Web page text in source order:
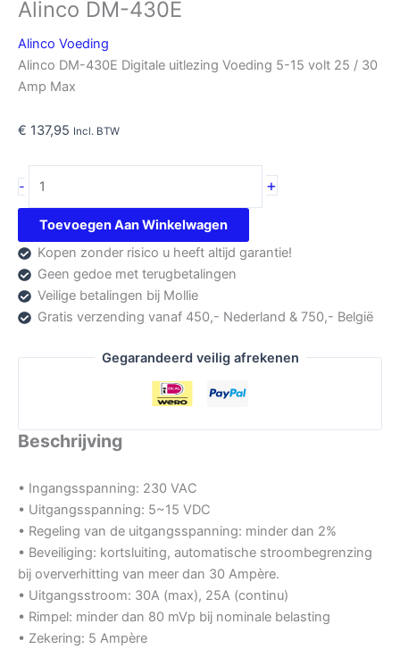
Alinco DM-430E
Alinco Voeding
Alinco DM-430E Digitale uitlezing Voeding 5-15 volt 25 / 30
Amp Max
€ 137,95 Incl. BTW
-
DM-
430E
aantal
+
Toevoegen Aan Winkelwagen
Kopen zonder risico u heeft altijd garantie!
Geen gedoe met terugbetalingen
Veilige betalingen bij Mollie
Gratis verzending vanaf 450,- Nederland & 750,- België
Gegarandeerd veilig afrekenen
Beschrijving
• Ingangsspanning: 230 VAC
• Uitgangsspanning: 5~15 VDC
• Regeling van de uitgangsspanning: minder dan 2%
• Beveiliging: kortsluiting, automatische stroombegrenzing
bij oververhitting van meer dan 30 Ampère.
• Uitgangsstroom: 30A (max), 25A (continu)
• Rimpel: minder dan 80 mVp bij nominale belasting
• Zekering: 5 Ampère